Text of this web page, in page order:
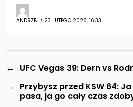
ANDRZEJ / 23 LUTEGO 2026, 16:33
← UFC Vegas 39: Dern vs
→
Przybysz przed KSW 64:
pasa, ja go cały czas